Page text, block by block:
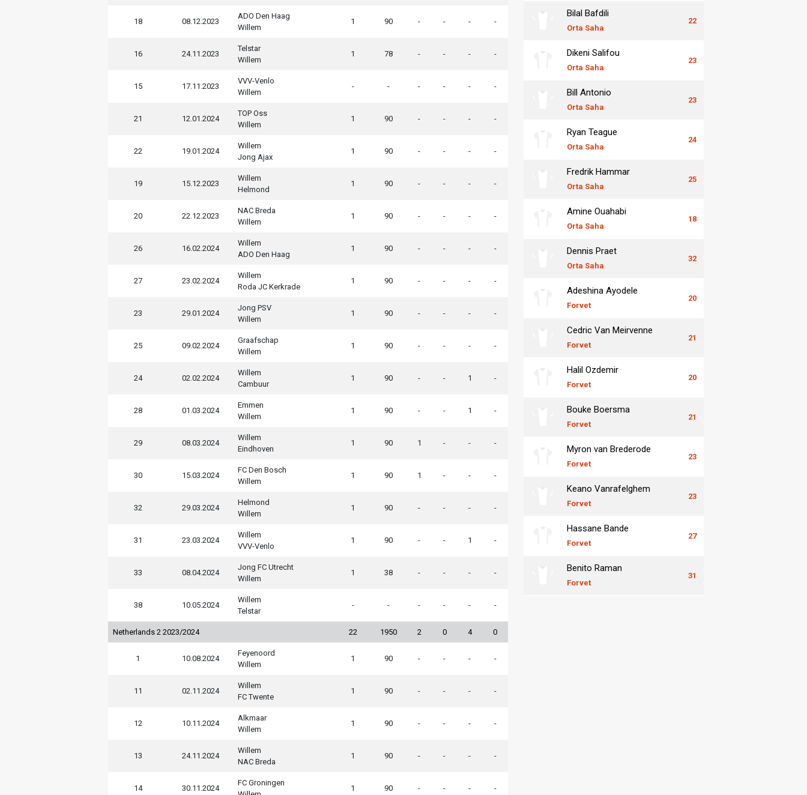
18 08.12.2023
ADO Den Haag
Willem
1 90 - - - -
16 24.11.2023
Telstar
Willem
1 78 - - - -
15 17.11.2023
VVV-Venlo
Willem
- - - - - -
21 12.01.2024
TOP Oss
Willem
1 90 - - - -
22 19.01.2024
Willem
Jong Ajax
1 90 - - - -
19 15.12.2023
Willem
Helmond
1 90 - - - -
20 22.12.2023
NAC Breda
Willem
1 90 - - - -
26 16.02.2024
Willem
ADO Den Haag
1 90 - - - -
27 23.02.2024
Willem
Roda JC Kerkrade
1 90 - - - -
23 29.01.2024
Jong PSV
Willem
1 90 - - - -
25 09.02.2024
Graafschap
Willem
1 90 - - - -
24 02.02.2024
Willem
Cambuur
1 90 - - 1 -
28 01.03.2024
Emmen
Willem
1 90 - - 1 -
29 08.03.2024
Willem
Eindhoven
1 90 1 - - -
30 15.03.2024
FC Den Bosch
Willem
1 90 1 - - -
32 29.03.2024
Helmond
Willem
1 90 - - - -
31 23.03.2024
Willem
VVV-Venlo
1 90 - - 1 -
33 08.04.2024
Jong FC Utrecht
Willem
1 38 - - - -
38 10.05.2024
Willem
Telstar
- - - - - -
Netherlands 2 2023/2024 22 1950 2 0 4 0
1 10.08.2024
Feyenoord
Willem
1 90 - - - -
11 02.11.2024
Willem
FC Twente
1 90 - - - -
12 10.11.2024
Alkmaar
Willem
1 90 - - - -
13 24.11.2024
Willem
NAC Breda
1 90 - - - -
14 30.11.2024
FC Groningen
1 90 - - - -
Bilal Bafdili
Orta Saha
22
Dikeni Salifou
Orta Saha
23
Bill Antonio
Orta Saha
23
Ryan Teague
Orta Saha
24
Fredrik Hammar
Orta Saha
25
Amine Ouahabi
Orta Saha
18
Dennis Praet
Orta Saha
32
Adeshina Ayodele
Forvet
20
Cedric Van Meirvenne
Forvet
21
Halil Ozdemir
Forvet
20
Bouke Boersma
Forvet
21
Myron van Brederode
Forvet
23
Keano Vanrafelghem
Forvet
23
Hassane Bande
Forvet
27
Benito Raman
Forvet
31